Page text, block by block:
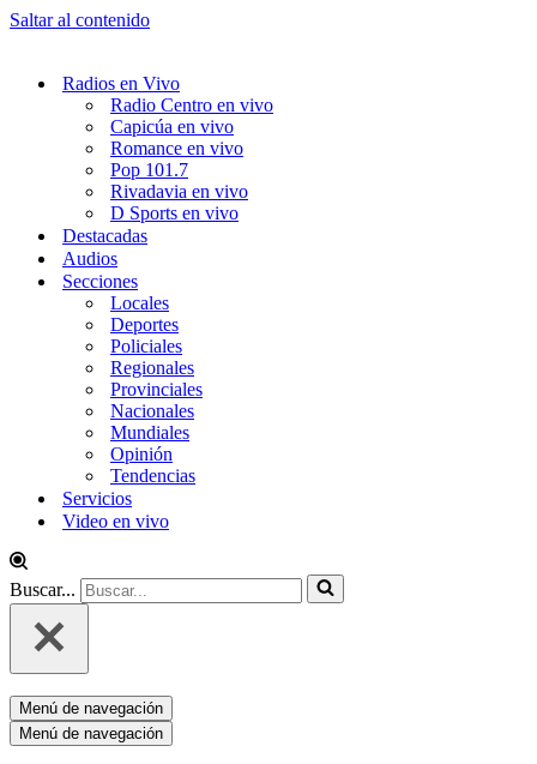
Saltar al contenido
Radios en Vivo
Radio Centro en vivo
Capicúa en vivo
Romance en vivo
Pop 101.7
Rivadavia en vivo
D Sports en vivo
Destacadas
Audios
Secciones
Locales
Deportes
Policiales
Regionales
Provinciales
Nacionales
Mundiales
Opinión
Tendencias
Servicios
Video en vivo
Buscar...
Menú de navegación
Menú de navegación